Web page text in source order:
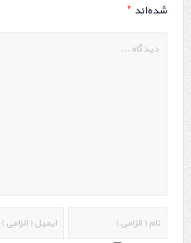
شده‌اند *